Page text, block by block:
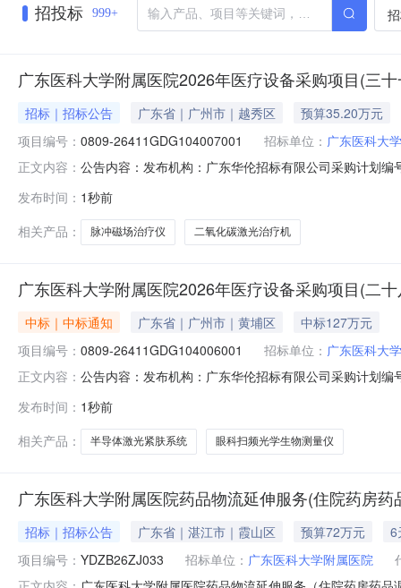
招投标 999+
广东医科大学附属医院2026年医疗设备采购项目(三
招标｜招标公告 广东省｜广州市｜越秀区
预算35.20万元
项目编号： 0809-26411GDG104007001 招标单位： 广东医科大
正文内容： 公告内容：发布机构：广东华伦招标有限公司采购计划
政府采购网https://gdgpo.czt.gd.gov.cn/获取招标文件，
发布时间： 1秒前
相关产品：
脉冲磁场治疗仪 二氧化碳激光治疗机
广东医科大学附属医院2026年医疗设备采购项目(二
中标｜中标通知 广东省｜广州市｜黄埔区
中标127万元
项目编号： 0809-26411GDG104006001 招标单位： 广东医科大
正文内容： 公告内容：发布机构：广东华伦招标有限公司采购计划
果合同包1(眼科扫频光学生物测量仪):供应商名称供应商
发布时间： 1秒前
相关产品：
半导体激光紧肤系统 眼科扫频光学生物测量仪
广东医科大学附属医院药品物流延伸服务(住院药房
招标｜招标公告 广东省｜湛江市｜霞山区 预算72万元
6
项目编号： YDZB26ZJ033 招标单位： 广东医科大学附属医院